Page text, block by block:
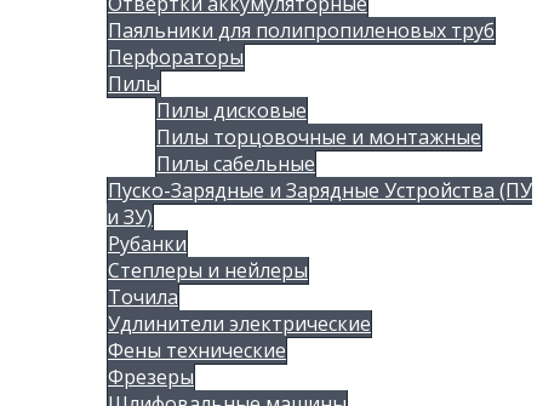
Паяльники для полипропиленовых труб
Перфораторы
Пилы
Пилы дисковые
Пилы торцовочные и монтажные
Пилы сабельные
Пуско-Зарядные и Зарядные Устройства (ПУ
и ЗУ)
Рубанки
Степлеры и нейлеры
Точила
Удлинители электрические
Фены технические
Фрезеры